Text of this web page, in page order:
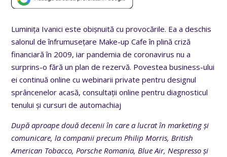
Luminița Ivanici este obișnuită cu provocările. Ea a deschis
salonul de înfrumusețare Make-up Cafe în plină criză
financiară în 2009, iar pandemia de coronavirus nu a
surprins-o fără un plan de rezervă. Povestea business-ului
ei continuă online cu webinarii private pentru designul
sprâncenelor acasă, consultații online pentru diagnosticul
tenului și cursuri de automachiaj
După aproape două decenii în care a lucrat în marketing și
comunicare, la companii precum Philip Morris, British
American Tobacco, Porsche Romania, Blue Air, Nespresso și